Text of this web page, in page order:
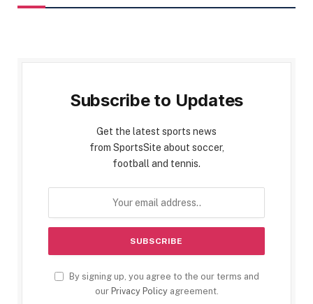
Subscribe to Updates
Get the latest sports news
from SportsSite about soccer,
football and tennis.
By signing up, you agree to the our terms and
our Privacy Policyagreement.